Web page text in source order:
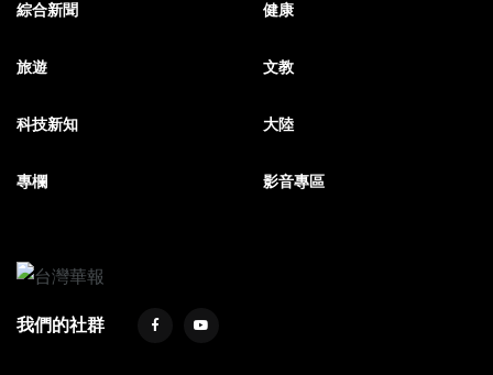
綜合新聞 健康
旅遊 文教
科技新知 大陸
專欄 影音專區
我們的社群